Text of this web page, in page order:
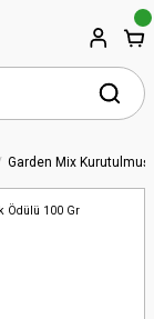
Garden Mix Kurutulmuş